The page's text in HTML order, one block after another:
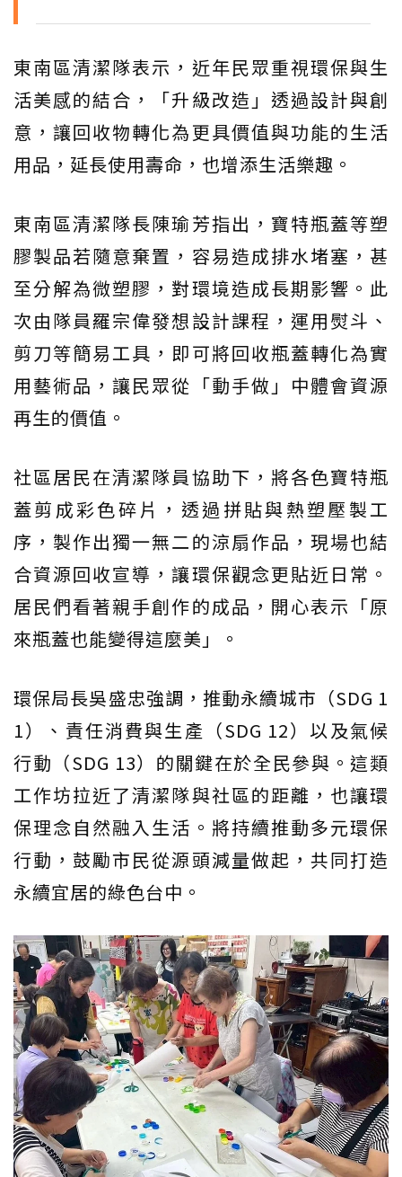
東南區清潔隊表示，近年民眾重視環保與生
活美感的結合，「升級改造」透過設計與創
意，讓回收物轉化為更具價值與功能的生活
用品，延長使用壽命，也增添生活樂趣。
東南區清潔隊長陳瑜芳指出，寶特瓶蓋等塑
膠製品若隨意棄置，容易造成排水堵塞，甚
至分解為微塑膠，對環境造成長期影響。此
次由隊員羅宗偉發想設計課程，運用熨斗、
剪刀等簡易工具，即可將回收瓶蓋轉化為實
用藝術品，讓民眾從「動手做」中體會資源
再生的價值。
社區居民在清潔隊員協助下，將各色寶特瓶
蓋剪成彩色碎片，透過拼貼與熱塑壓製工
序，製作出獨一無二的涼扇作品，現場也結
合資源回收宣導，讓環保觀念更貼近日常。
居民們看著親手創作的成品，開心表示「原
來瓶蓋也能變得這麼美」。
環保局長吳盛忠強調，推動永續城市（SDG 1
1）、責任消費與生產（SDG 12）以及氣候
行動（SDG 13）的關鍵在於全民參與。這類
工作坊拉近了清潔隊與社區的距離，也讓環
保理念自然融入生活。將持續推動多元環保
行動，鼓勵市民從源頭減量做起，共同打造
永續宜居的綠色台中。